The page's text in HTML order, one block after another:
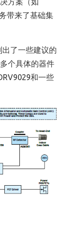
带来了基础集
出了一些建议的
个具体的器件
和一些